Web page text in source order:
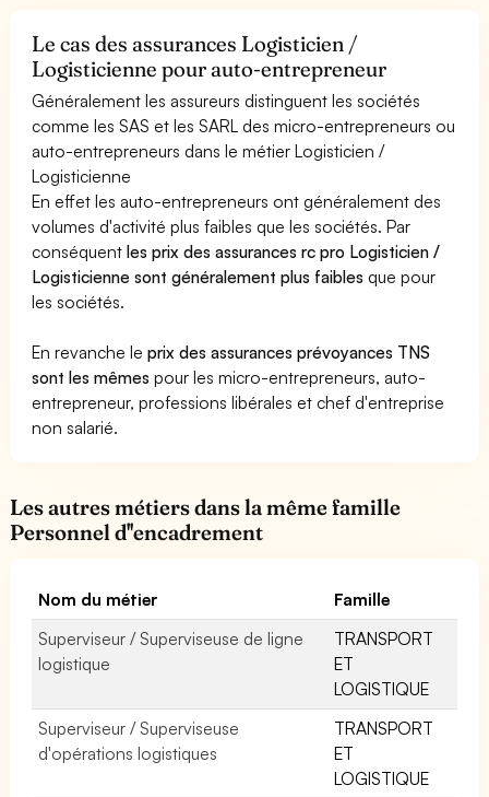
Le cas des assurances Logisticien /
Logisticienne pour auto-entrepreneur
Généralement les assureurs distinguent les sociétés
comme les SAS et les SARL des micro-entrepreneurs ou
auto-entrepreneurs dans le métier Logisticien /
Logisticienne
En effet les auto-entrepreneurs ont généralement des
volumes d'activité plus faibles que les sociétés. Par
conséquentles prix des assurances rc pro Logisticien /
Logisticienne sont généralement plus faibles que pour
les sociétés.
En revanche leprix des assurances prévoyances TNS
sont les mêmes pour les micro-entrepreneurs, auto-
entrepreneur, professions libérales et chef d'entreprise
non salarié.
Les autres métiers dans la même famille
Personnel d''encadrement
Nom du métier
Famille
Superviseur / Superviseuse de ligne
logistique
TRANSPORT
ET
LOGISTIQUE
Superviseur / Superviseuse
d'opérations logistiques
TRANSPORT
ET
LOGISTIQUE